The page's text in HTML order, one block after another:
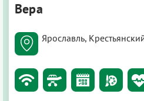
Вера
Ярославль,